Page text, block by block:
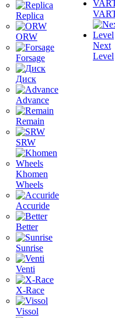
Replica
ORW
Forsage
Диск
Advance
Remain
SRW
Khomen
Wheels
Accuride
Better
Sunrise
Venti
X-Race
Vissol
Next
Level